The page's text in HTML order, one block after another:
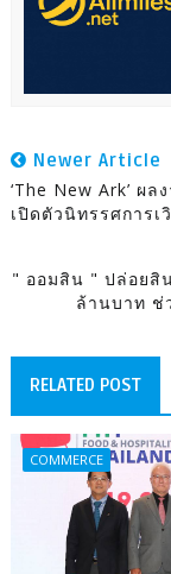
Newer Article
‘The New Ark’ ผ
เปิดตัวนิทรรศการเ
" ออมสิน " ปล่อยสิ
ล้านบาท ช่
RELATED POST
COMMERCE